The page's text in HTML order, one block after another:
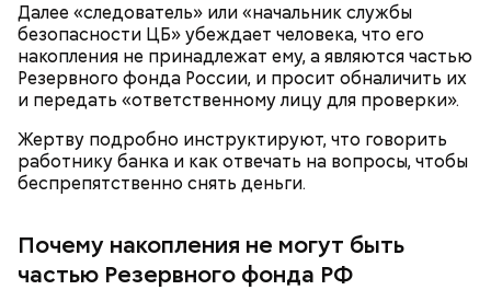
Далее «следователь» или «начальник службы
безопасности ЦБ» убеждает человека, что его
накопления не принадлежат ему, а являются частью
Резервного фонда России, и просит обналичить их
и передать «ответственному лицу для проверки».
Жертву подробно инструктируют, что говорить
работнику банка и как отвечать на вопросы, чтобы
беспрепятственно снять деньги.
Почему накопления не могут быть
частью Резервного фонда РФ
кабачок;
лук;
растительное масло;
соль, перец по вкусу;
свежий базилик;
сливки жирностью 20 процентов.
— Она должна приятно пахнуть. Если дыня не
пахнет, значит, ее созревание ускорили или
будет безвкусной.